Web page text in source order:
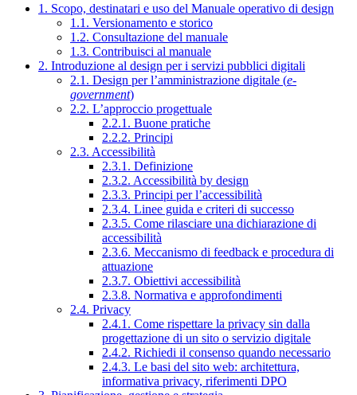
1. Scopo, destinatari e uso del Manuale operativo di design
1.1. Versionamento e storico
1.2. Consultazione del manuale
1.3. Contribuisci al manuale
2. Introduzione al design per i servizi pubblici digitali
2.1. Design per l’amministrazione digitale (e-
government)
2.2. L’approccio progettuale
2.2.1. Buone pratiche
2.2.2. Principi
2.3. Accessibilità
2.3.1. Definizione
2.3.2. Accessibilità by design
2.3.3. Principi per l’accessibilità
2.3.4. Linee guida e criteri di successo
2.3.5. Come rilasciare una dichiarazione di
accessibilità
2.3.6. Meccanismo di feedback e procedura di
attuazione
2.3.7. Obiettivi accessibilità
2.3.8. Normativa e approfondimenti
2.4. Privacy
2.4.1. Come rispettare la privacy sin dalla
progettazione di un sito o servizio digitale
2.4.2. Richiedi il consenso quando necessario
2.4.3. Le basi del sito web: architettura,
informativa privacy, riferimenti DPO